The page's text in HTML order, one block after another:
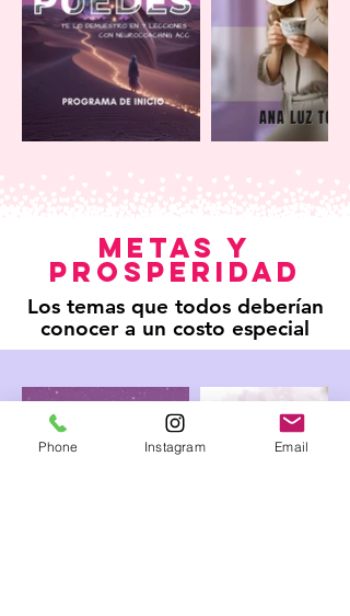
METAS Y
PROSPERIDAD
Los temas que todos deberían
conocer a un costo especial
Phone Instagram Email